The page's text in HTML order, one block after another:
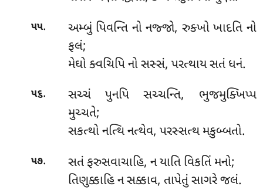
૫૫.
અમ્બું પિવન્તિ નો નજ્જો, રુક્ખો ખાદતિ નો
ફલં;
મેઘો ક્વચિપિ નો સસ્સં, પરત્થાય સતં ધનં.
૫૬.
સચ્ચં પુનપિ સચ્ચન્તિ, ભુજમુક્ખિપ્પ
મુચ્ચતે;
સકત્થો નત્થિ નત્થેવ, પરસ્સત્થ મકુબ્બતો.
૫૭. સતં ફરુસવાચાહિ, ન યાતિ વિકતિં મનો;
તિણુક્કાહિ ન સક્કાવ, તાપેતું સાગરે જલં.